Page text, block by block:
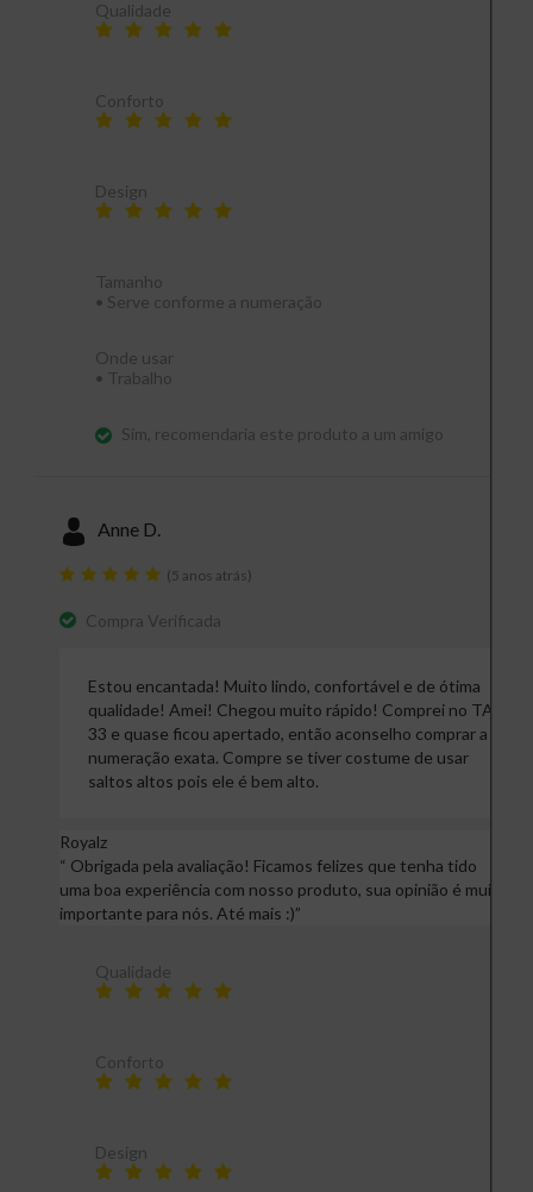
Qualidade
Conforto
Design
Tamanho
• Serve conforme a numeração
Onde usar
• Trabalho
Sim, recomendaria este produto a um amigo
Anne D.
(5 anos atrás)
Compra Verificada
Estou encantada! Muito lindo, confortável e de ótima
qualidade! Amei! Chegou muito rápido! Comprei no TAM
33 e quase ficou apertado, então aconselho comprar a
numeração exata. Compre se tiver costume de usar
saltos altos pois ele é bem alto.
Royalz
“ Obrigada pela avaliação! Ficamos felizes que tenha tido
uma boa experiência com nosso produto, sua opinião é muito
importante para nós. Até mais :)”
Qualidade
Conforto
Design